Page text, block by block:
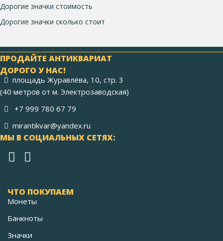
Дорогие значки стоимость
Дорогие значки сколько стоит
ПРОДАЙТЕ АНТИКВАРИАТ
ДОРОГО У НАС!
площадь Журавлёва, 10, стр. 3
(40 метров от м. Электрозаводская)
+7 999 780 67 79
mirantikvar@yandex.ru
МЫ В СОЦИАЛЬНЫХ СЕТЯХ:
ЧТО ПОКУПАЕМ
Монеты
Банкноты
Значки